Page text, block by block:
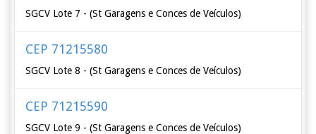
SGCV Lote 7 - (St Garagens e Conces de Veículos)
CEP 71215580
SGCV Lote 8 - (St Garagens e Conces de Veículos)
CEP 71215590
SGCV Lote 9 - (St Garagens e Conces de Veículos)